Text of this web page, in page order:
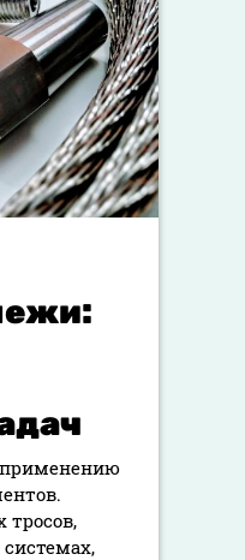
применению
тросов,